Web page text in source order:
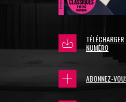
NUMÉRO
ABONNEZ-